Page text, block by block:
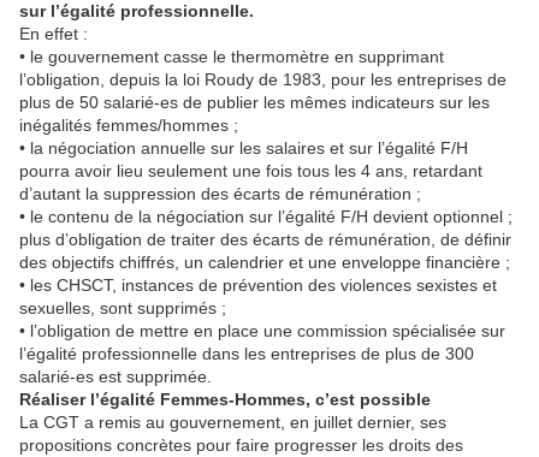
sur l’égalité professionnelle.
En effet :
• le gouvernement casse le thermomètre en supprimant
l’obligation, depuis la loi Roudy de 1983, pour les entreprises de
plus de 50 salarié-es de publier les mêmes indicateurs sur les
inégalités femmes/hommes ;
• la négociation annuelle sur les salaires et sur l’égalité F/H
pourra avoir lieu seulement une fois tous les 4 ans, retardant
d’autant la suppression des écarts de rémunération ;
• le contenu de la négociation sur l’égalité F/H devient optionnel ;
plus d’obligation de traiter des écarts de rémunération, de définir
des objectifs chiffrés, un calendrier et une enveloppe financière ;
• les CHSCT, instances de prévention des violences sexistes et
sexuelles, sont supprimés ;
• l’obligation de mettre en place une commission spécialisée sur
l’égalité professionnelle dans les entreprises de plus de 300
salarié-es est supprimée.
Réaliser l’égalité Femmes-Hommes, c’est possible
La CGT a remis au gouvernement, en juillet dernier, ses
propositions concrètes pour faire progresser les droits des